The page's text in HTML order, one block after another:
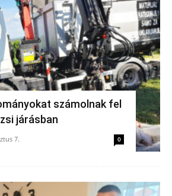
számolnak fel
járásban
7. 0